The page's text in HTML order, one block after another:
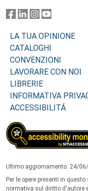
LA TUA OPINIONE
CATALOGHI
CONVENZIONI
LAVORARE CON NOI
LIBRERIE
INFORMATIVA
ACCESSIBILITÁ
Ultimo aggiornamento: 24/
Per le opere presenti in
normativa sul diritto d'autore